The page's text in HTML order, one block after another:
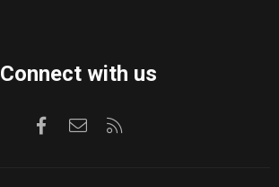
Connect with us
FacebookKontaktirajte nas